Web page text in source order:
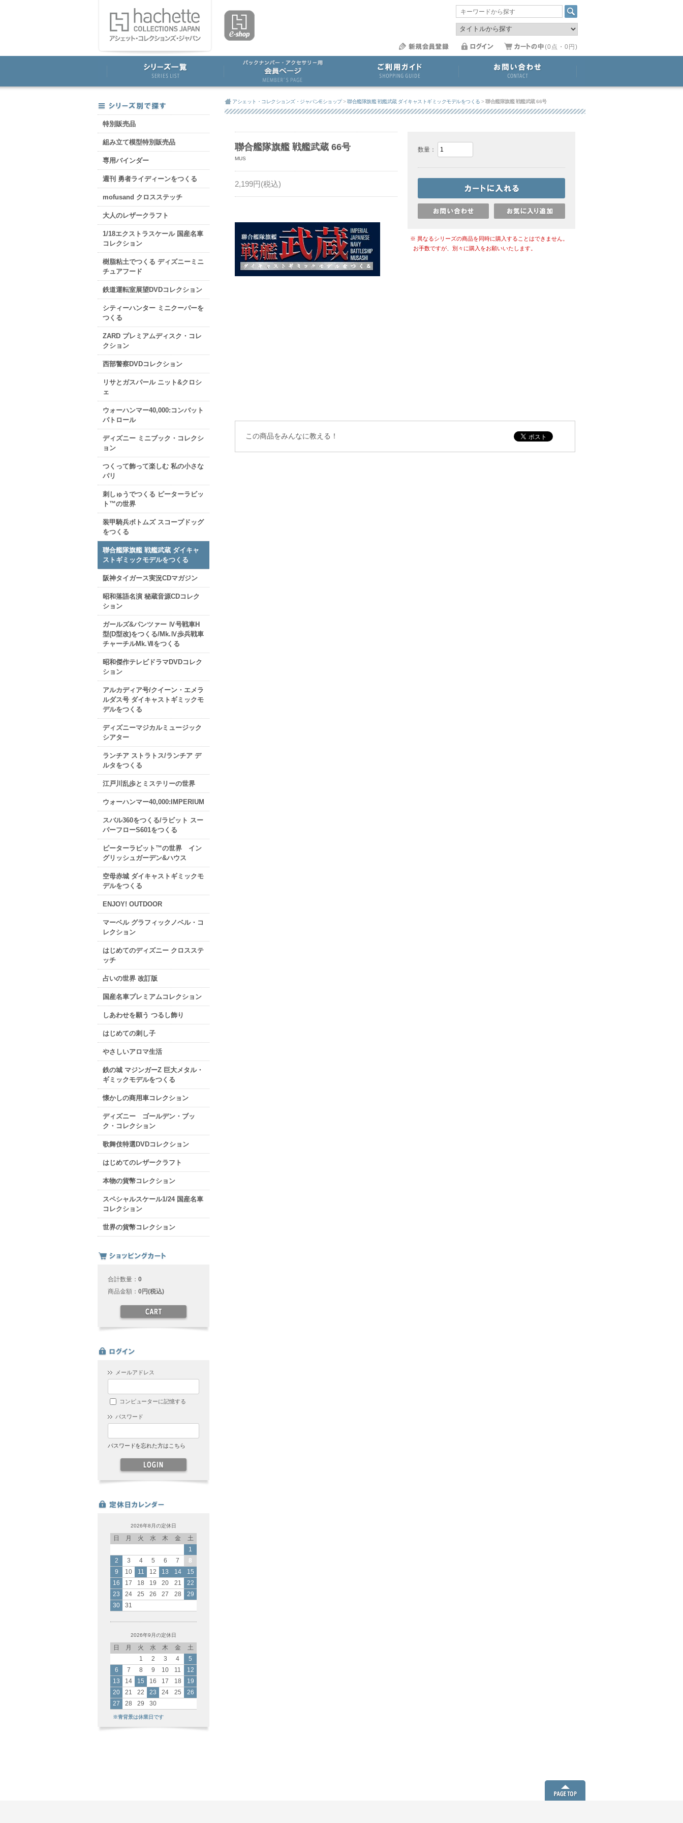
(0点・0円)
特別販売品
組み立て模型特別販売品
専用バインダー
週刊 勇者ライディーンをつくる
mofusand クロスステッチ
大人のレザークラフト
1/18エクストラスケール 国産名車
コレクション
樹脂粘土でつくる ディズニーミニ
チュアフード
鉄道運転室展望DVDコレクション
シティーハンター ミニクーパーを
つくる
ZARD プレミアムディスク・コレ
クション
西部警察DVDコレクション
リサとガスパール ニット&クロシ
ェ
ウォーハンマー40,000:コンバット
パトロール
ディズニー ミニブック・コレクシ
ョン
つくって飾って楽しむ 私の小さな
パリ
刺しゅうでつくる ピーターラビッ
ト™の世界
装甲騎兵ボトムズ スコープドッグ
をつくる
聯合艦隊旗艦 戦艦武蔵 ダイキャ
ストギミックモデルをつくる
阪神タイガース実況CDマガジン
昭和落語名演 秘蔵音源CDコレク
ション
ガールズ&パンツァー Ⅳ号戦車H
型(D型改)をつくる/Mk.Ⅳ歩兵戦車
チャーチルMk.Ⅶをつくる
昭和傑作テレビドラマDVDコレク
ション
アルカディア号/クイーン・エメラ
ルダス号 ダイキャストギミックモ
デルをつくる
ディズニーマジカルミュージック
シアター
ランチア ストラトス/ランチア デ
ルタをつくる
江戸川乱歩とミステリーの世界
ウォーハンマー40,000:IMPERIUM
スバル360をつくる/ラビット スー
パーフローS601をつくる
ピーターラビット™の世界 イン
グリッシュガーデン&ハウス
空母赤城 ダイキャストギミックモ
デルをつくる
ENJOY! OUTDOOR
マーベル グラフィックノベル・コ
レクション
はじめてのディズニー クロスステ
ッチ
占いの世界 改訂版
国産名車プレミアムコレクション
しあわせを願う つるし飾り
はじめての刺し子
やさしいアロマ生活
鉄の城 マジンガーZ 巨大メタル・
ギミックモデルをつくる
懐かしの商用車コレクション
ディズニー ゴールデン・ブッ
ク・コレクション
歌舞伎特選DVDコレクション
はじめてのレザークラフト
本物の貨幣コレクション
スペシャルスケール1/24 国産名車
コレクション
世界の貨幣コレクション
合計数量： 0
商品金額： 0円(税込)
メールアドレス
コンピューターに記憶する
パスワード
パスワードを忘れた方はこちら
2026年8月の定休日
日 月 火 水 木 金
土
1
2
3 4 5 6 7
8
9
10 11 12 13 14
15
16
17 18 19 20 21
22
23
24 25 26 27 28
29
30
31
2026年9月の定休日
日 月 火 水 木 金
土
1
2 3 4
5
6
7 8 9 10 11
12
13
14 15 16 17 18
19
20
21 22 23 24 25
26
27
28 29 30
※青背景は休業日です
アシェット・コレクションズ・ジャパンEショップ>聯合艦隊旗艦 戦艦武蔵 ダイキャストギミックモデルをつくる >聯合艦隊旗艦 戦艦武蔵 66号
聯合艦隊旗艦 戦艦武蔵 66号
MUS
2,199円(税込)
数量：
※ 異なるシリーズの商品を同時に購入することはできません。
お手数ですが、別々に購入をお願いいたします。
この商品をみんなに教える！